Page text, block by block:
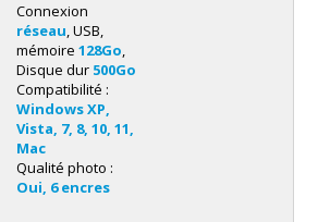
Connexion
réseau, USB,
mémoire 128Go,
Disque dur 500Go
Compatibilité :
Windows XP,
Vista, 7, 8, 10, 11,
Mac
Qualité photo :
Oui, 6 encres